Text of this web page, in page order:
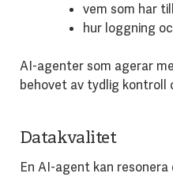
vem som har
hur loggning
AI-agenter som agerar
behovet av tydlig kontroll
Datakvalitet
En AI-agent kan